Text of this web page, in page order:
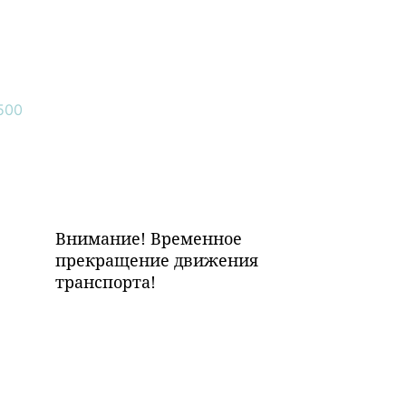
Внимание! Временное
прекращение движения
транспорта!